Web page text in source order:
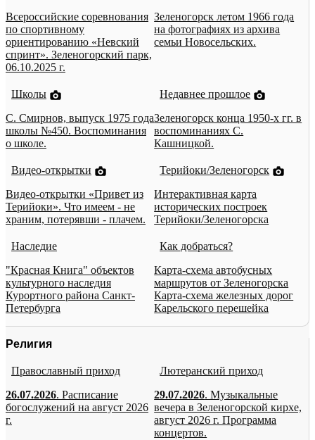
Всероссийские соревнования
по спортивному
ориентированию «Невский
спринт». Зеленогорский парк,
06.10.2025 г.
Зеленогорск летом 1966 года
на фотографиях из архива
семьи Новосельских.
Школы
С. Смирнов, выпуск 1975 года
школы №450. Воспоминания
о школе.
Недавнее прошлое
Зеленогорск конца 1950-х гг. в
воспоминаниях С.
Кашницкой.
Видео-открытки
Видео-открытки «Привет из
Терийоки». Что имеем - не
храним, потерявши - плачем.
Терийоки/Зеленогорск
Интерактивная карта
исторических построек
Терийоки/Зеленогорска
Наследие
"Красная Книга" объектов
культурного наследия
Курортного района Санкт-
Петербурга
Как добраться?
Карта-схема автобусных
маршрутов от Зеленогорска
Карта-схема железных дорог
Карельского перешейка
Религия
Православный приход
26.07.2026. Расписание
богослужений на август 2026
г.
Лютеранский приход
29.07.2026. Музыкальные
вечера в Зеленогорской кирхе,
август 2026 г. Программа
концертов.